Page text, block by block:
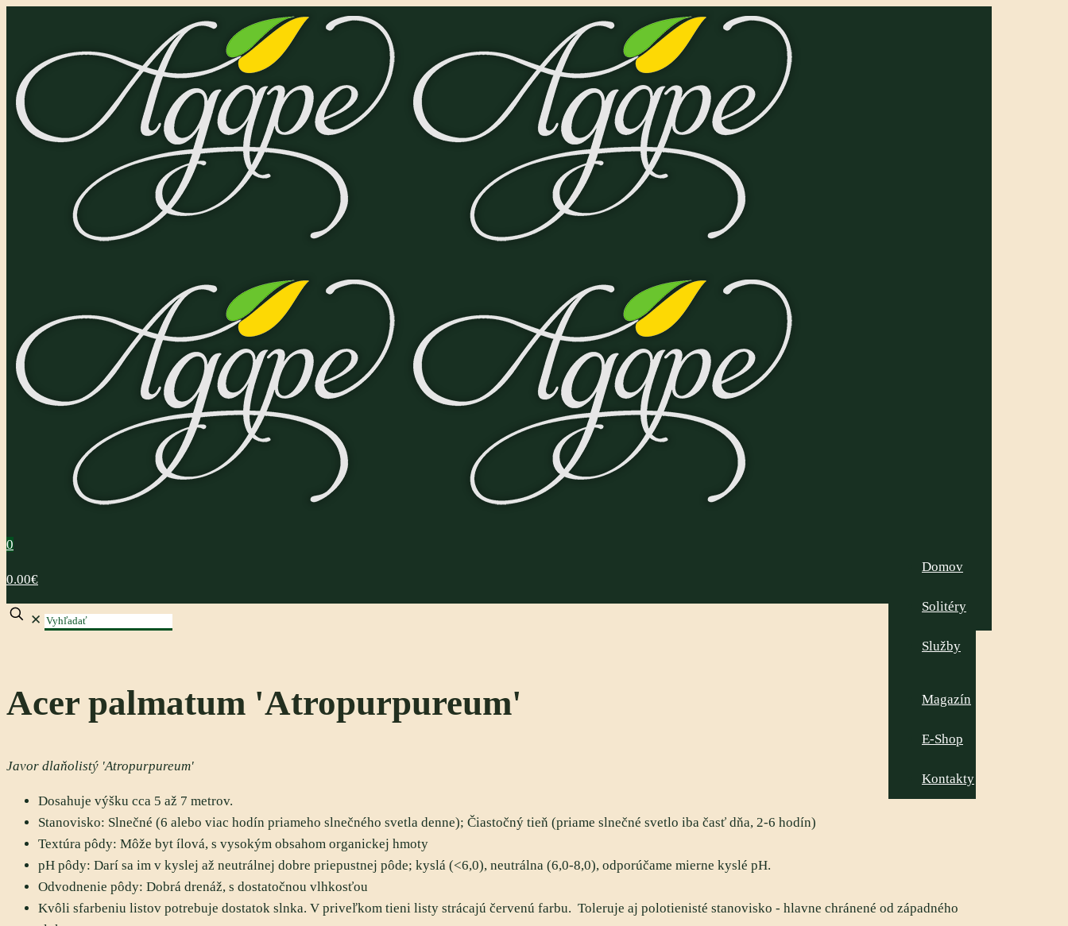
Domov
Solitéry
Služby
Magazín
E-Shop
Kontakty
0
0.00€
✕
Acer palmatum 'Atropurpureum'
Javor dlaňolistý 'Atropurpureum'
Dosahuje výšku cca 5 až 7 metrov.
Stanovisko: Slnečné (6 alebo viac hodín priameho slnečného svetla denne); Čiastočný tieň (priame slnečné svetlo iba časť dňa, 2-6 hodín)
Textúra pôdy: Môže byt ílová, s vysokým obsahom organickej hmoty
pH pôdy: Darí sa im v kyslej až neutrálnej dobre priepustnej pôde; kyslá (<6,0), neutrálna (6,0-8,0), odporúčame mierne kyslé pH.
Odvodnenie pôdy: Dobrá drenáž, s dostatočnou vlhkosťou
Kvôli sfarbeniu listov potrebuje dostatok slnka. V priveľkom tieni listy strácajú červenú farbu. Toleruje aj polotienisté stanovisko - hlavne chránené od západného